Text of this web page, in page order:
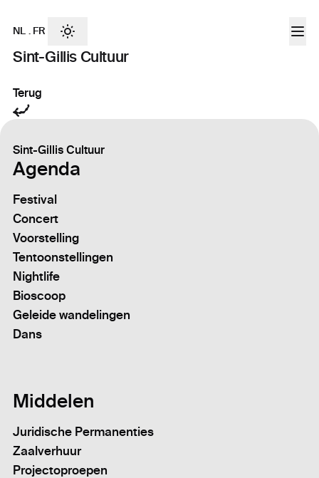
Sint-Gillis Cultuur
NL . FR
Terug
Sint-Gillis Cultuur
Agenda
Festival
Concert
Voorstelling
Tentoonstellingen
Nightlife
Bioscoop
Geleide wandelingen
Dans
Middelen
Juridische Permanenties
Zaalverhuur
Projectoproepen